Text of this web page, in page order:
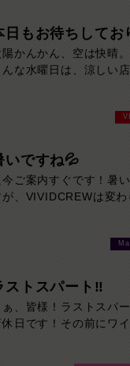
！その日の予定に合わ
！ご来店お待ちしてお
日もお待ちしてお
陽かんかん、空は快晴。
んな水曜日は、涼しい
いですね💦
今ご案内すぐです！暑
が、VIVIDCREWは変わ
ストスパート‼
ぁ、皆様！ラストスパ
休日です！その前にワ